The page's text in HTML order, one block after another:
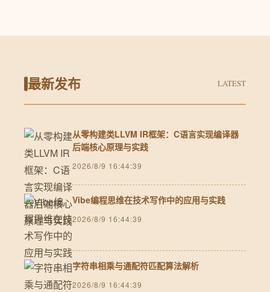
最新发布 LATEST
从零构建类LLVM IR框架：C语言实现编译器
后端核心原理与实践
2026/8/9 16:44:39
Vibe编程思维在技术写作中的应用与实践
2026/8/9 16:44:39
字符串相乘与通配符匹配算法解析
2026/8/9 16:44:39